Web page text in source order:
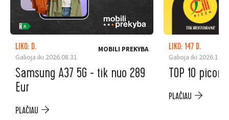
LIKO: D.
Galioja iki 2026.08.31
MOBILI PREKYBA
Samsung A37 5G - tik nuo 289
Eur
PLAČIAU
LIKO: 147 D.
Galioja iki
TOP 10
PLAČIAU